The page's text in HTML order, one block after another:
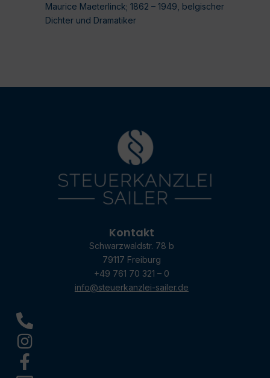
Maurice Maeterlinck; 1862 – 1949, belgischer
Dichter und Dramatiker
Kontakt
Schwarzwaldstr. 78 b
79117 Freiburg
+49 761 70 321 – 0
info@steuerkanzlei-sailer.de